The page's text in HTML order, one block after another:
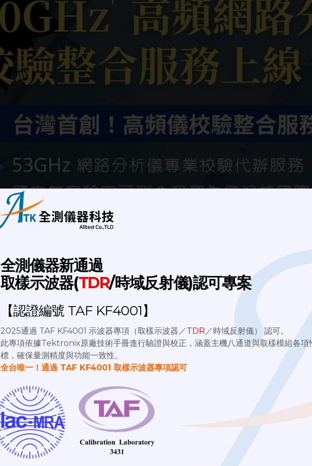
全測儀器新通過
取樣示波器(TDR/時域反射儀)認可專案
【認證編號 TAF KF4001】
2025通過 TAF KF4001 示波器專項（取樣示波器／TDR ／時域反射儀） 認可。
此專項依據Tektronix原廠技術手冊進行驗證與校正，涵蓋主機八通道與取樣模組各項
標，確保量測精度與功能一致性。
全台唯一！通過 TAF KF4001 取樣示波器專項認可